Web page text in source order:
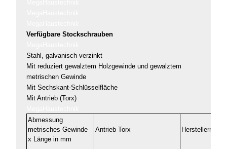
Verfügbare Stockschrauben
Stahl, galvanisch verzinkt
Mit reduziert gewalztem Holzgewinde und gewalztem
metrischen Gewinde
Mit Sechskant-Schlüsselfläche
Mit Antrieb (Torx)
Abmessung
metrisches Gewinde
x Länge in mm
Antrieb Torx